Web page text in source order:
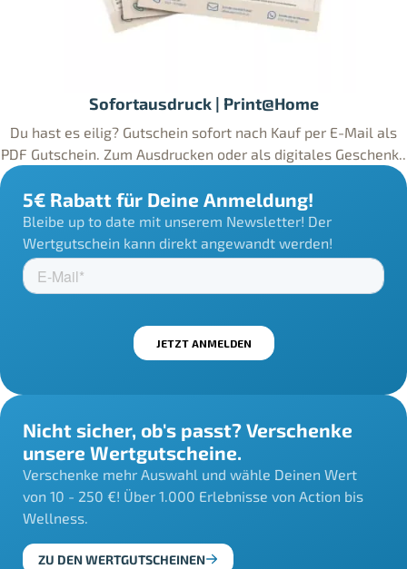
Sofortausdruck | Print@Home
Du hast es eilig? Gutschein sofort nach Kauf per E-Mail als
PDF Gutschein. Zum Ausdrucken oder als digitales Geschenk..
5€ Rabatt für Deine Anmeldung!
Bleibe up to date mit unserem Newsletter! Der
Wertgutschein kann direkt angewandt werden!
Nicht sicher, ob's passt? Verschenke
unsere Wertgutscheine.
Verschenke mehr Auswahl und wähle Deinen Wert
von 10 - 250 €! Über 1.000 Erlebnisse von Action bis
Wellness.
ZU DEN WERTGUTSCHEINEN